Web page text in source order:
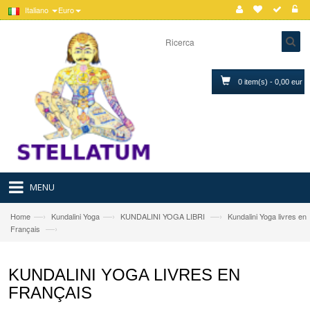
Italiano Euro
0 item(s) - 0,00 eur
MENU
Home —› Kundalini Yoga —› KUNDALINI YOGA LIBRI —›
Kundalini Yoga livres en
Français —›
KUNDALINI YOGA LIVRES EN
FRANÇAIS